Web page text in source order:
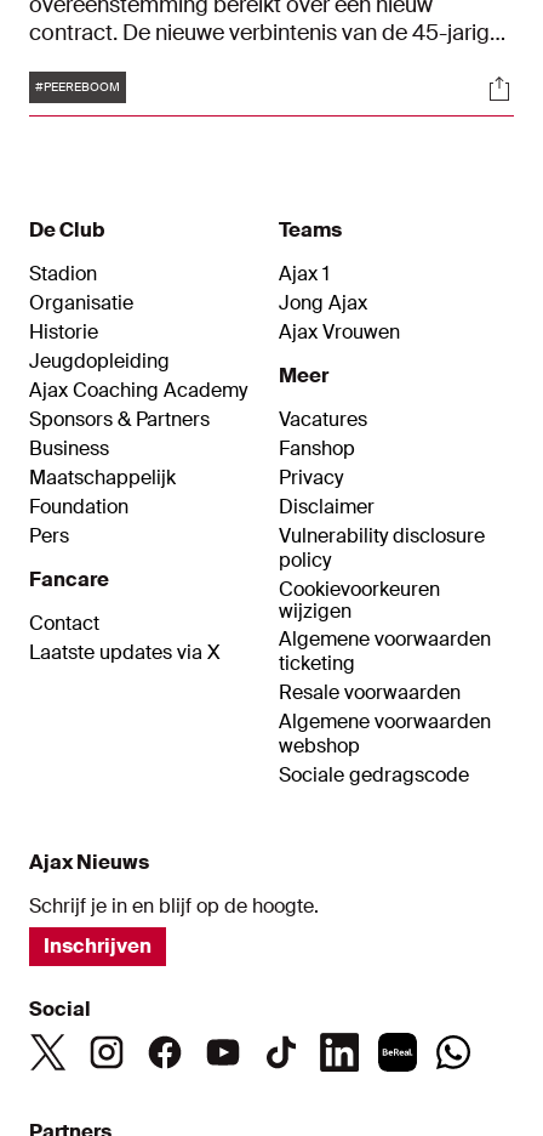
contract. De nieuwe verbintenis van de 45-jarige
oude contract liep tot medio 2025. Peereboom
wordt met ingang van dit seizoen hoofdtrainer
Tags
#PEEREBOOM
De Club
Stadion
Organisatie
Historie
Jeugdopleiding
Ajax Coaching Academy
Sponsors & Partners
Business
Maatschappelijk
Foundation
Pers
Fancare
Contact
Laatste updates via X
Teams
Ajax 1
Jong Ajax
Ajax Vrouwen
Meer
Vacatures
Fanshop
Privacy
Disclaimer
Vulnerability disclosure
policy
Cookievoorkeuren
wijzigen
Algemene voorwaarden
ticketing
Resale voorwaarden
Algemene voorwaarden
webshop
Sociale gedragscode
Ajax Nieuws
Schrijf je in en blijf op de hoogte.
Inschrijven
Social